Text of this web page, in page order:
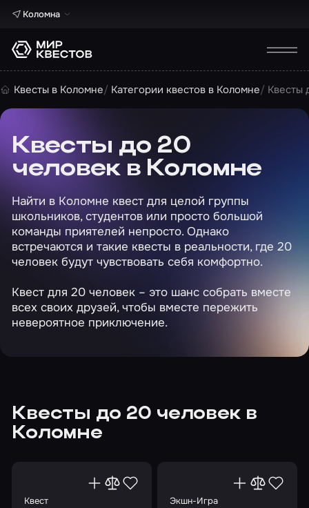
Коломна
Квесты в Коломне Категории квестов в Коломне Квесты
Квесты до 20
человек в Коломне
Найти в Коломне квест для целой группы
школьников, студентов или просто большой
команды приятелей непросто. Однако
встречаются и такие квесты в реальности, где 20
человек будут чувствовать себя комфортно.
Квест для 20 человек – это шанс собрать вместе
всех своих друзей, чтобы вместе пережить
невероятное приключение.
Квесты до 20 человек в
Коломне
Квест Экшн-Игра